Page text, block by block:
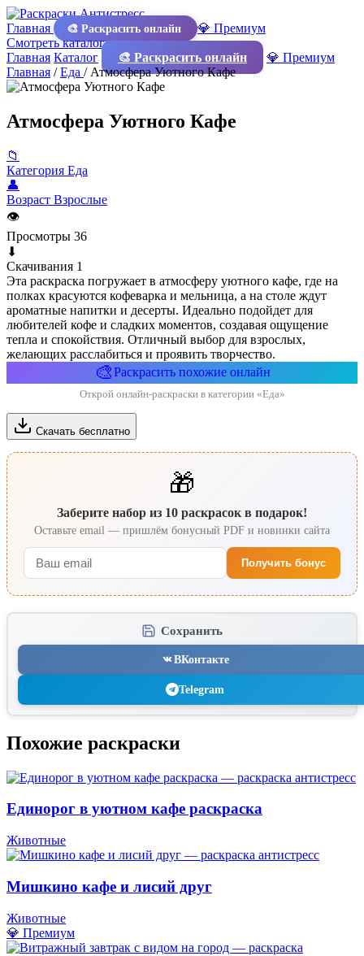
Главная 🎨 Раскрасить онлайн
💎 Премиум
Смотреть каталог
Главная Каталог 🎨 Раскрасить онлайн
💎 Премиум
Главная /Еда / Атмосфера Уютного Кафе
Атмосфера Уютного Кафе
📁
Категория Еда
👤
Возраст Взрослые
👁
Просмотры 36
⬇
Скачивания 1
Эта раскраска погружает в атмосферу уютного кафе, где на
полках красуются кофеварка и мельница, а на столе ждут
ароматные напитки и десерты. Идеально подойдет для
любителей кофе и сладких моментов, создавая ощущение
тепла и спокойствия. Отличный выбор для взрослых,
желающих расслабиться и проявить творчество.
🎨Раскрасить похожие онлайн
Открой онлайн-раскраски в категории «Еда»
Скачать бесплатно
🎁
Заберите набор из 10 раскрасок в подарок!
Оставьте email — пришлём бонусный PDF и новинки сайта
Получить бонус
Сохранить
ВКонтакте
Telegram
Похожие раскраски
Единорог в уютном кафе раскраска
Животные
Мишкино кафе и лисий друг
Животные
💎 Премиум